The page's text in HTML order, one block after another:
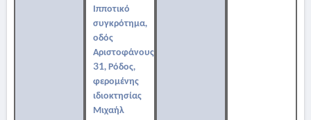
Ιπποτικό
συγκρότημα,
οδός
Αριστοφάνους
31, Ρόδος,
φερομένης
ιδιοκτησίας
Μιχαήλ